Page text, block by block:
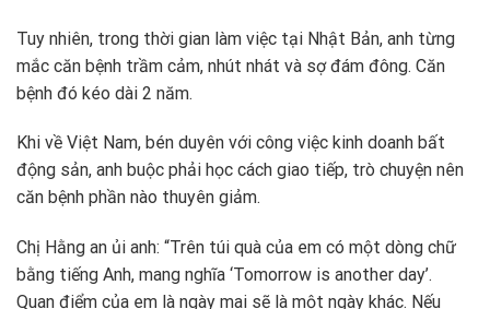
Tuy nhiên, trong thời gian làm việc tại Nhật Bản, anh từng
mắc căn bệnh trầm cảm, nhút nhát và sợ đám đông. Căn
bệnh đó kéo dài 2 năm.
Khi về Việt Nam, bén duyên với công việc kinh doanh bất
động sản, anh buộc phải học cách giao tiếp, trò chuyện nên
căn bệnh phần nào thuyên giảm.
Chị Hằng an ủi anh: “Trên túi quà của em có một dòng chữ
bằng tiếng Anh, mang nghĩa ‘Tomorrow is another day’.
Quan điểm của em là ngày mai sẽ là một ngày khác. Nếu